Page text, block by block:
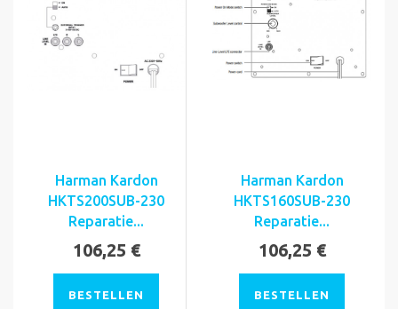
Harman Kardon
HKTS200SUB-230
Reparatie...
106,25 €
BESTELLEN
Harman Kardon
HKTS160SUB-230
Reparatie...
106,25 €
BESTELLEN